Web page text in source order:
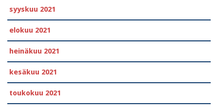
syyskuu 2021
elokuu 2021
heinäkuu 2021
kesäkuu 2021
toukokuu 2021